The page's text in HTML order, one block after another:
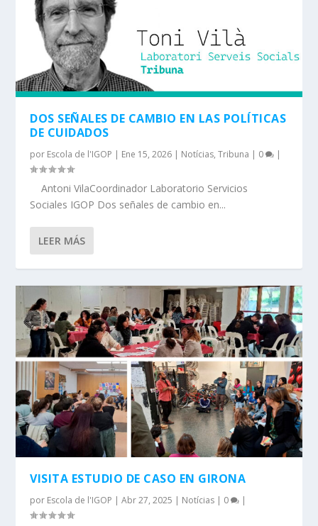
DOS SEÑALES DE CAMBIO EN LAS POLÍTICAS
DE CUIDADOS
por Escola de l'IGOP | Ene 15, 2026 | Notícias,Tribuna | 0 |
Antoni VilaCoordinador Laboratorio Servicios
Sociales IGOP Dos señales de cambio en...
LEER MÁS
VISITA ESTUDIO DE CASO EN GIRONA
por Escola de l'IGOP |Abr 27, 2025 | Notícias | 0 |